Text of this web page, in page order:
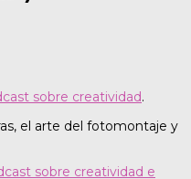
sobre creatividad.
sobre creatividad e